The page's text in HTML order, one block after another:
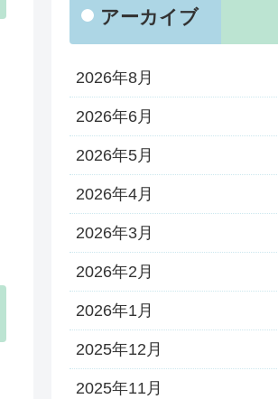
アーカイブ
2026年8月
2026年6月
2026年5月
2026年4月
2026年3月
2026年2月
2026年1月
2025年12月
2025年11月